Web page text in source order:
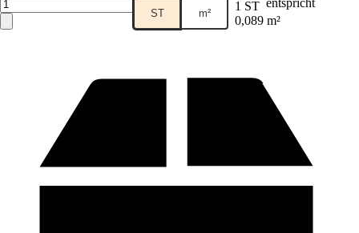
ST m² 1 ST entspricht
0,089 m²